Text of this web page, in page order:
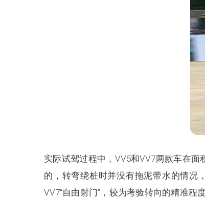
实际试驾过程中，VV5和VV7两款车在
的，转弯绕桩时并没有拖泥带水的情况
VV7“自由射门”，较为考验转向的精准